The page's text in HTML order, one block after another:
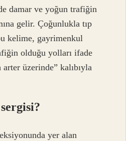
damar ve yoğun trafiğin
gelir. Çoğunlukla tıp
kelime, gayrimenkul
olduğu yolları ifade
üzerinde” kalıbıyla
yer alan